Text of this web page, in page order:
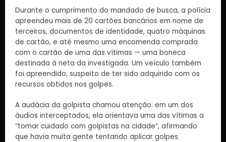
Durante o cumprimento do mandado de busca, a polícia
apreendeu mais de 20 cartões bancários em nome de
terceiros, documentos de identidade, quatro máquinas
de cartão, e até mesmo uma encomenda comprada
com o cartão de uma das vítimas — uma boneca
destinada à neta da investigada. Um veículo também
foi apreendido, suspeito de ter sido adquirido com os
recursos obtidos nos golpes.
A audácia da golpista chamou atenção: em um dos
áudios interceptados, ela orientava uma das vítimas a
“tomar cuidado com golpistas na cidade”, afirmando
que havia muita gente tentando aplicar golpes.